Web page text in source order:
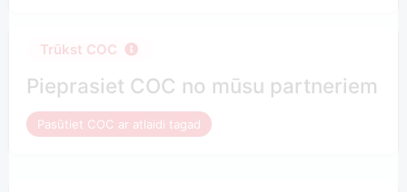
Trūkst COC
Pieprasiet COC no mūsu partneriem
Pasūtiet COC ar atlaidi tagad